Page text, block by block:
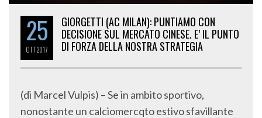
25
OTT2017
GIORGETTI (AC MILAN): PUNTIAMO CON
DECISIONE SUL MERCATO CINESE. E’ IL PUNTO
DI FORZA DELLA NOSTRA STRATEGIA
(di Marcel Vulpis) – Se in ambito sportivo,
nonostante un calciomercqto estivo sfavillante